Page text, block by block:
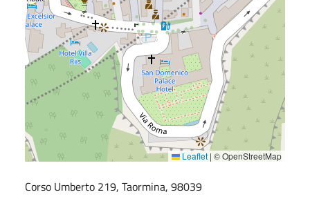
Leaflet | © OpenStreetMap
Corso Umberto 219, Taormina, 98039